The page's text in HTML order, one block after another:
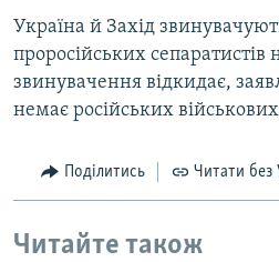
Україна й Захід
проросійських сепаратистів
звинувачення відкидає,
немає російських
Поділитись Читати без
Читайте також